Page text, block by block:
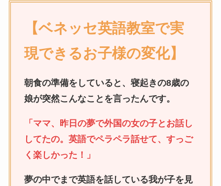
【ベネッセ英語教室で実
現できるお子様の変化】
朝食の準備をしていると、寝起きの8歳の
娘が突然こんなことを言ったんです。
「ママ、昨日の夢で外国の女の子とお話し
してたの。英語でペラペラ話せて、すっご
く楽しかった！」
夢の中でまで英語を話している我が子を見